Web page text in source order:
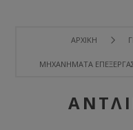
ΑΡΧΙΚΉ
ΜΗΧΑΝΉΜΑΤΑ